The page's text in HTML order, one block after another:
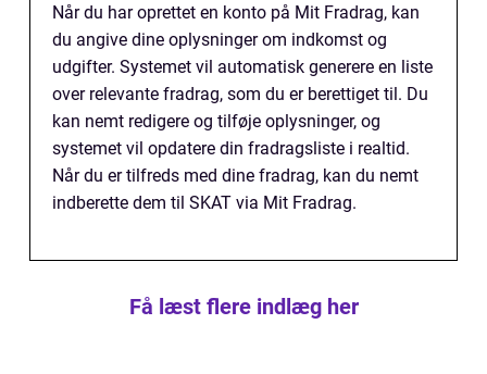
Når du har oprettet en konto på Mit Fradrag, kan
du angive dine oplysninger om indkomst og
udgifter. Systemet vil automatisk generere en liste
over relevante fradrag, som du er berettiget til. Du
kan nemt redigere og tilføje oplysninger, og
systemet vil opdatere din fradragsliste i realtid.
Når du er tilfreds med dine fradrag, kan du nemt
indberette dem til SKAT via Mit Fradrag.
Få læst flere indlæg her